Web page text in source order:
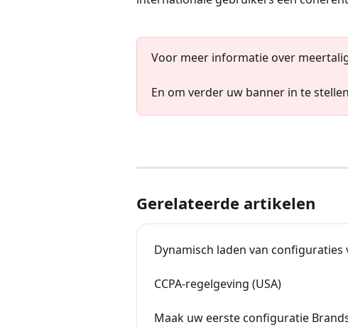
Voor meer informatie over
En om verder uw banner in te stellen
Gerelateerde artikelen
Dynamisch laden van configuraties
CCPA-regelgeving (USA)
Maak uw eerste configuratie